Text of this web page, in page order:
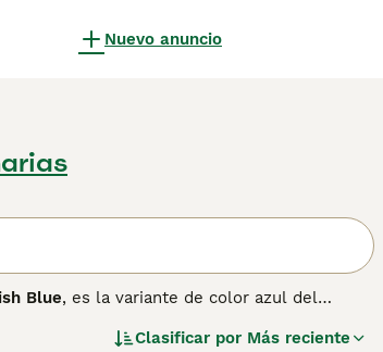
Nuevo anuncio
Blue, es la variante de color azul del
inconfundible que lo ha convertido en uno
Clasificar por Más reciente